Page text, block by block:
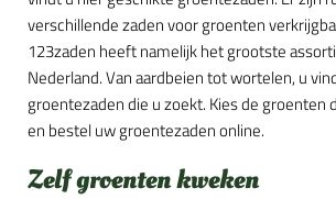
verschillende zaden voor groenten
123zaden heeft namelijk het grootste
Nederland. Van aardbeien tot wortelen, u
groentezaden die u zoekt. Kies de groenten
en bestel uw groentezaden online.
Zelf groenten kweken